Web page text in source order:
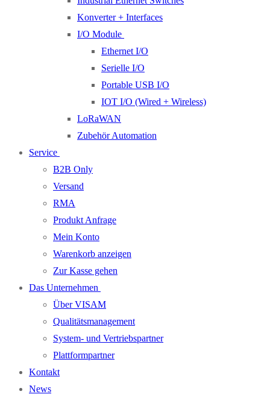
Konverter + Interfaces
I/O Module
Ethernet I/O
Serielle I/O
Portable USB I/O
IOT I/O (Wired + Wireless)
LoRaWAN
Zubehör Automation
Service
B2B Only
Versand
RMA
Produkt Anfrage
Mein Konto
Warenkorb anzeigen
Zur Kasse gehen
Das Unternehmen
Über VISAM
Qualitätsmanagement
System- und Vertriebspartner
Plattformpartner
Kontakt
News